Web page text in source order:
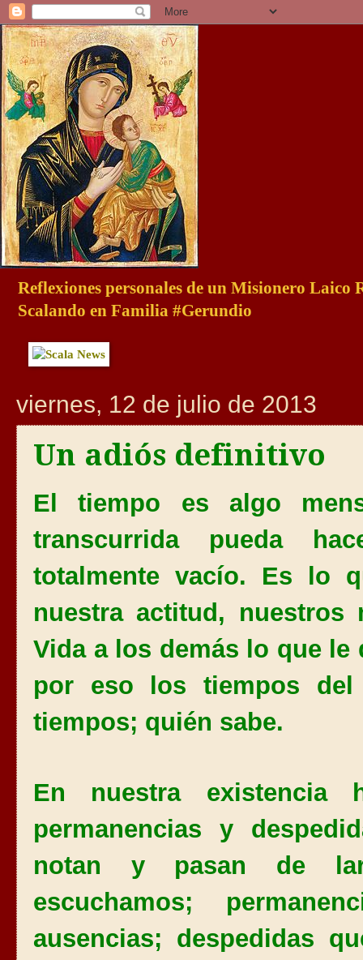
Reflexiones personales de un Misionero Laico
Scalando en Familia #Gerundio
viernes, 12 de julio de 2013
Un adiós definitivo
El tiempo es algo
transcurrida pueda
totalmente vacío. Es lo
nuestra actitud,
Vida a los demás lo que
por eso los tiempos
tiempos; quién sabe.
En nuestra existencia
permanencias y
notan y pasan de
escuchamos;
ausencias; despedidas